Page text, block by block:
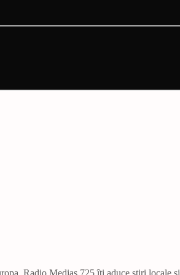
Radio Mediaș 725 îți aduce știri locale